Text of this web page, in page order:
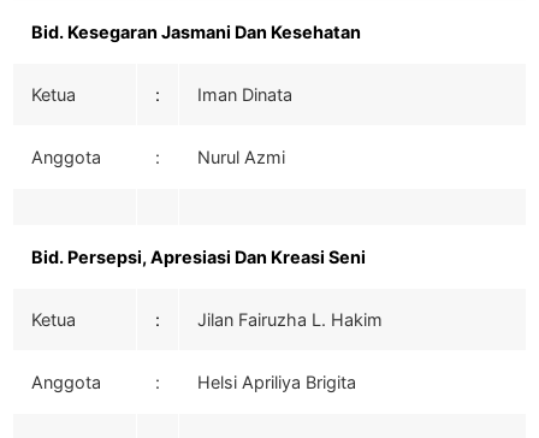
Bid. Kesegaran Jasmani Dan Kesehatan
Ketua : Iman Dinata
Anggota : Nurul Azmi
Bid. Persepsi, Apresiasi Dan Kreasi Seni
Ketua : Jilan Fairuzha L. Hakim
Anggota : Helsi Apriliya Brigita